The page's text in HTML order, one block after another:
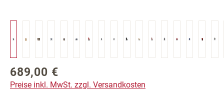
Regulärer Preis:
689,00 €
Preise inkl. MwSt. zzgl. Versandkosten